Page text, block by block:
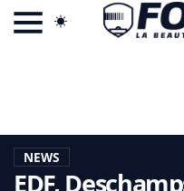
LA CHARTE
VIE PRIVÉE
CGU
NEWS
EDF,